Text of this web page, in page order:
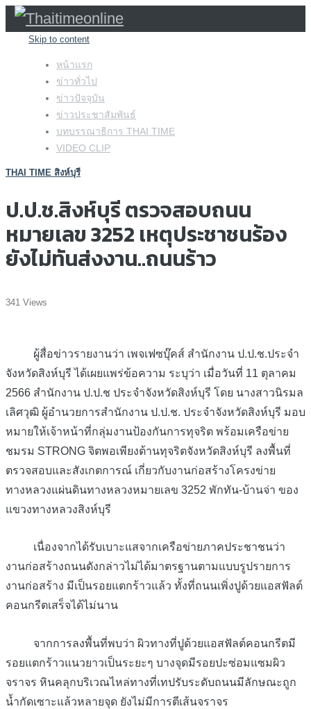
Skip to content
หน้าแรก
ข่าวทั่วไป
ข่าวปัจจุบัน
ข่าวประชาสัมพันธ์
บทบรรณาธิการ THAI TIME
VIDEO CLIP
THAI TIME สิงห์บุรี
ป.ป.ช.สิงห์บุรี ตรวจสอบถนน
หมายเลข 3252 เหตุประชาชนร้อง
ยังไม่ทันส่งงาน..ถนนร้าว
341 Views
ผู้สื่อข่าวรายงานว่า เพจเฟซบุ๊คส์ สำนักงาน ป.ป.ช.ประจำ
จังหวัดสิงห์บุรี ได้เผยแพร่ข้อความ ระบุว่า เมื่อวันที่ 11 ตุลาคม
2566 สำนักงาน ป.ป.ช ประจำจังหวัดสิงห์บุรี โดย นางสาวนิรมล
เลิศวุฒิ ผู้อำนวยการสำนักงาน ป.ป.ช. ประจำจังหวัดสิงห์บุรี มอบ
หมายให้เจ้าหน้าที่กลุ่มงานป้องกันการทุจริต พร้อมเครือข่าย
ชมรม STRONG จิตพอเพียงต้านทุจริตจังหวัดสิงห์บุรี ลงพื้นที่
ตรวจสอบและสังเกตการณ์ เกี่ยวกับงานก่อสร้างโครงข่าย
ทางหลวงแผ่นดินทางหลวงหมายเลข 3252 พักทัน-บ้านจ่า ของ
แขวงทางหลวงสิงห์บุรี
เนื่องจากได้รับเบาะแสจากเครือข่ายภาคประชาชนว่า
งานก่อสร้างถนนดังกล่าวไม่ได้มาตรฐานตามแบบรูปรายการ
งานก่อสร้าง มีเป็นรอยแตกร้าวแล้ว ทั้งที่ถนนเพิ่งปูด้วยแอสฟัลต์
คอนกรีตเสร็จได้ไม่นาน
จากการลงพื้นที่พบว่า ผิวทางที่ปูด้วยแอสฟัลต์คอนกรีตมี
รอยแตกร้าวแนวยาวเป็นระยะๆ บางจุดมีรอยปะซ่อมแซมผิว
จราจร หินคลุกบริเวณไหล่ทางที่เทปรับระดับถนนมีลักษณะถูก
น้ำกัดเซาะแล้วหลายจุด ยังไม่มีการตีเส้นจราจร